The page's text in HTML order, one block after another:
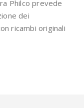
Philco prevede
dei
ricambi originali